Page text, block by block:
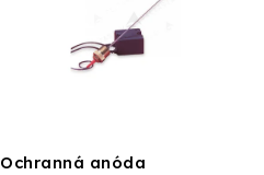
Ochranná anóda